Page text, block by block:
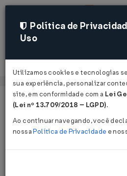
Página Inicial
Legislações
Decreto Nº 81 DE
Política de
Uso
Utilizamos cookies e tecnologias
sua experiência, personalizar
site, em conformidade com a Lei
(Lei nº 13.709/2018 – LGPD).
Ao continuar navegando, você
nossaPolítica de Privacidade e